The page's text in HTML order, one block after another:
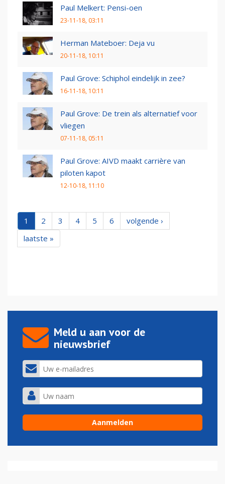
Paul Melkert: Pensi-oen
23-11-18, 03:11
Herman Mateboer: Deja vu
20-11-18, 10:11
Paul Grove: Schiphol eindelijk in zee?
16-11-18, 10:11
Paul Grove: De trein als alternatief voor
vliegen
07-11-18, 05:11
Paul Grove: AIVD maakt carrière van
piloten kapot
12-10-18, 11:10
1 2 3 4 5 6
volgende ›
laatste »
Meld u aan voor de
nieuwsbrief